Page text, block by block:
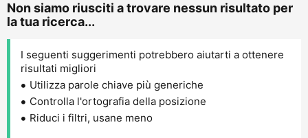
Non siamo riusciti a trovare nessun risultato per
la tua ricerca...
I seguenti suggerimenti potrebbero aiutarti a ottenere
risultati migliori
Utilizza parole chiave più generiche
Controlla l'ortografia della posizione
Riduci i filtri, usane meno